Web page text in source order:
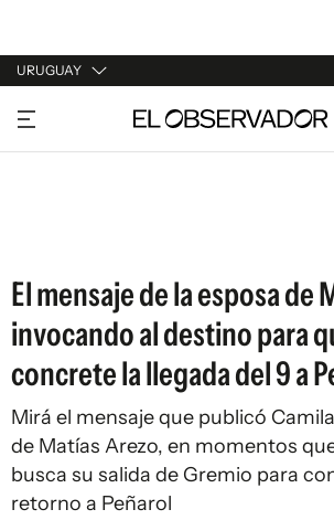
URUGUAY
URUGUAY
ARGENTINA
El mensaje de la esposa de
invocando al destino para
concrete la llegada del 9 a
Mirá el mensaje que publicó
de Matías Arezo, en momentos
busca su salida de Gremio para
retorno a Peñarol